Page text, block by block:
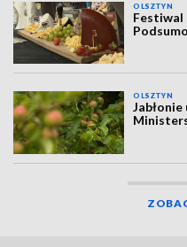
OLSZTYN
Festiwal
OLSZTYN